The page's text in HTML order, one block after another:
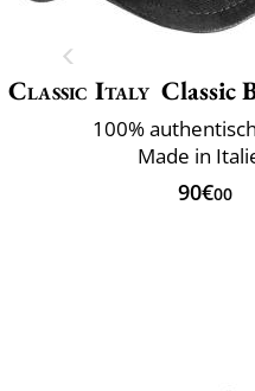
Classic Italy Classic
100%
Made in
90€00